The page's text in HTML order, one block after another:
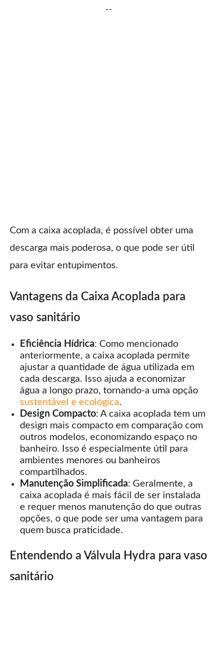
--
Com a caixa acoplada, é possível obter uma
descarga mais poderosa, o que pode ser útil
para evitar entupimentos.
Vantagens da Caixa Acoplada para
vaso sanitário
Eficiência Hídrica: Como mencionado
anteriormente, a caixa acoplada permite
ajustar a quantidade de água utilizada em
cada descarga. Isso ajuda a economizar
água a longo prazo, tornando-a uma opção
sustentável e ecológica.
Design Compacto: A caixa acoplada tem um
design mais compacto em comparação com
outros modelos, economizando espaço no
banheiro. Isso é especialmente útil para
ambientes menores ou banheiros
compartilhados.
Manutenção Simplificada: Geralmente, a
caixa acoplada é mais fácil de ser instalada
e requer menos manutenção do que outras
opções, o que pode ser uma vantagem para
quem busca praticidade.
Entendendo a Válvula Hydra para vaso
sanitário